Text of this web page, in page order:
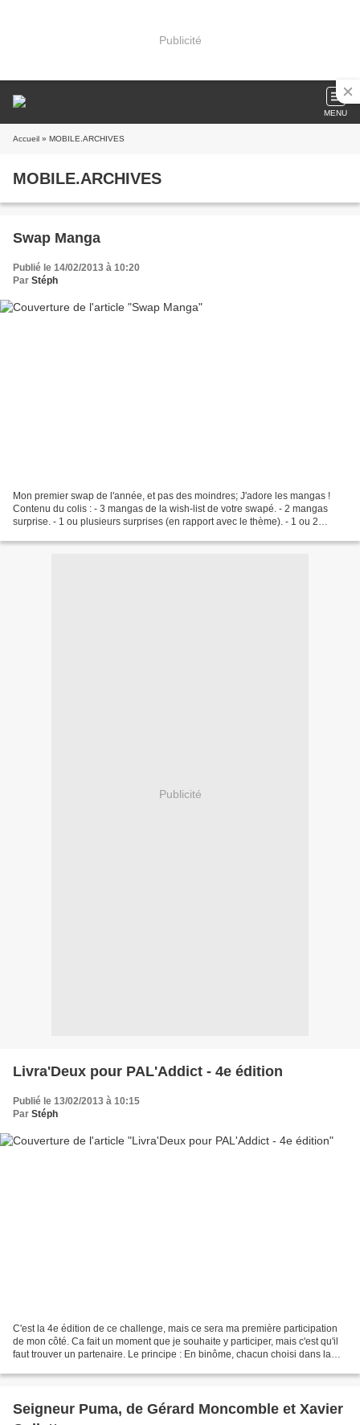
Publicité
MENU
Accueil » MOBILE.ARCHIVES
MOBILE.ARCHIVES
Swap Manga
Publié le 14/02/2013 à 10:20
Par Stéph
Mon premier swap de l'année, et pas des moindres; J'adore les mangas !
Contenu du colis : - 3 mangas de la wish-list de votre swapé. - 2 mangas
surprise. - 1 ou plusieurs surprises (en rapport avec le thème). - 1 ou 2
Publicité
Livra'Deux pour PAL'Addict - 4e édition
Publié le 13/02/2013 à 10:15
Par Stéph
C'est la 4e édition de ce challenge, mais ce sera ma première participation
de mon côté. Ca fait un moment que je souhaite y participer, mais c'est qu'il
faut trouver un partenaire. Le principe : En binôme, chacun choisi dans la
Seigneur Puma, de Gérard Moncomble et Xavier